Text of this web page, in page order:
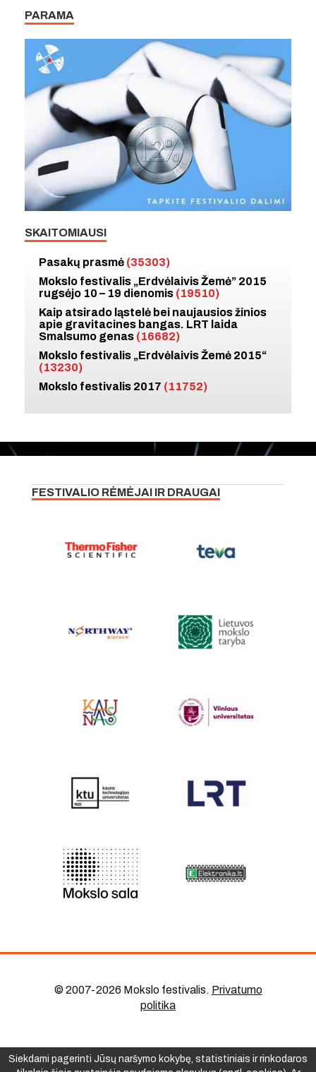
PARAMA
SKAITOMIAUSI
Pasakų prasmė (35303)
Mokslo festivalis „Erdvėlaivis Žemė” 2015
rugsėjo 10 – 19 dienomis (19510)
Kaip atsirado ląstelė bei naujausios žinios
apie gravitacines bangas. LRT laida
Smalsumo genas (16682)
Mokslo festivalis „Erdvėlaivis Žemė 2015“
(13230)
Mokslo festivalis 2017 (11752)
FESTIVALIO RĖMĖJAI IR DRAUGAI
© 2007-2026 Mokslo festivalis. Privatumo
politika
Siekdami pagerinti Jūsų naršymo kokybę, statistiniais ir rinkodaros